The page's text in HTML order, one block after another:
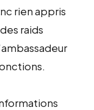
rien appris
raids